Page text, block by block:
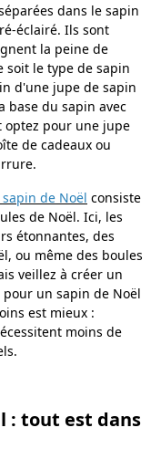
dans le sapin
éclairé. Ils sont
la peine de
soit le type de sapin
d'une jupe de sapin
base du sapin avec
optez pour une jupe
de cadeaux ou
de Noël consiste
de Noël. Ici, les
étonnantes, des
ou même des boules
veillez à créer un
un sapin de Noël
est mieux :
moins de
: tout est dans